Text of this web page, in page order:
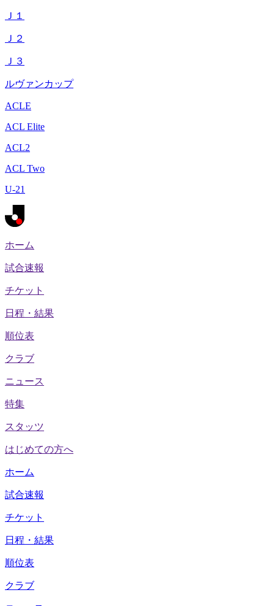
Ｊ１
Ｊ２
Ｊ３
ルヴァンカップ
ACLE
ACL Elite
ACL2
ACL Two
U-21
ホーム
試合速報
チケット
日程・結果
順位表
クラブ
ニュース
特集
スタッツ
はじめての方へ
ホーム
試合速報
チケット
日程・結果
順位表
クラブ